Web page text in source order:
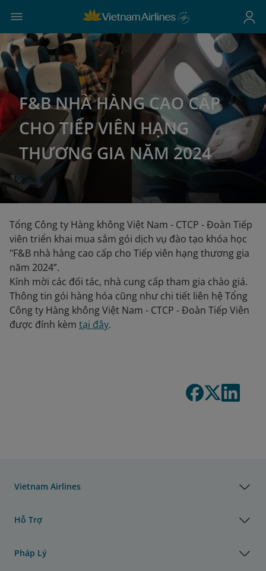
F&B NHÀ HÀNG CAO CẤP
CHO TIẾP VIÊN HẠNG
THƯƠNG GIA NĂM 2024
Tổng Công ty Hàng không Việt Nam - CTCP - Đoàn Tiếp
viên triển khai mua sắm gói dịch vụ đào tạo khóa học
"F&B nhà hàng cao cấp cho Tiếp viên hạng thương gia
năm 2024”.
Kính mời các đối tác, nhà cung cấp tham gia chào giá.
Thông tin gói hàng hóa cũng như chi tiết liên hệ Tổng
Công ty Hàng không Việt Nam - CTCP - Đoàn Tiếp Viên
được đính kèm tại đây.
Vietnam Airlines
Hỗ Trợ
Pháp Lý